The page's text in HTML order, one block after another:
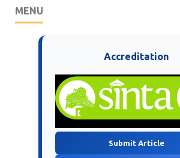
MENU
Accreditation
Submit Article